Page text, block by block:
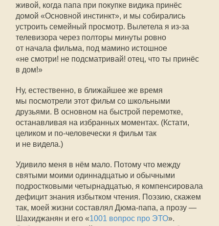
живой, когда папа при покупке видика принёс
домой «Основной инстинкт», и мы собирались
устроить семейный просмотр. Вылетела я из-за
телевизора через полторы минуты ровно
от начала фильма, под мамино истошное
«не смотри! не подсматривай! отец, что ты принёс
в дом!»
Ну, естественно, в ближайшее же время
мы посмотрели этот фильм со школьными
друзьями. В основном на быстрой перемотке,
останавливая на избранных моментах. (Кстати,
целиком и по-человечески я фильм так
и не видела.)
Удивило меня в нём мало. Потому что между
святыми моими одиннадцатью и обычными
подростковыми четырнадцатью, я компенсировала
дефицит знания избытком чтения. Поэзию, скажем
так, моей жизни составлял Дюма-папа, а прозу —
Шахиджанян и его «1001 вопрос про ЭТО».